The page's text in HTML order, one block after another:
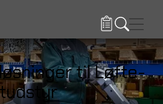
til Løfte-